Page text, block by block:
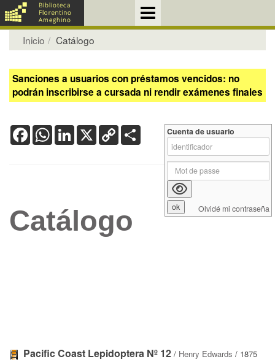
Inicio Catálogo
Sanciones a usuarios con préstamos vencidos: no
podrán inscribirse a cursada ni rendir exámenes finales
FacebookWhatsApp
LinkedIn
X Copy
Link
Catálogo
Pacific Coast Lepidoptera Nº 12 / Henry Edwards / 1875
Cuenta de usuario
Olvidé mi contraseña